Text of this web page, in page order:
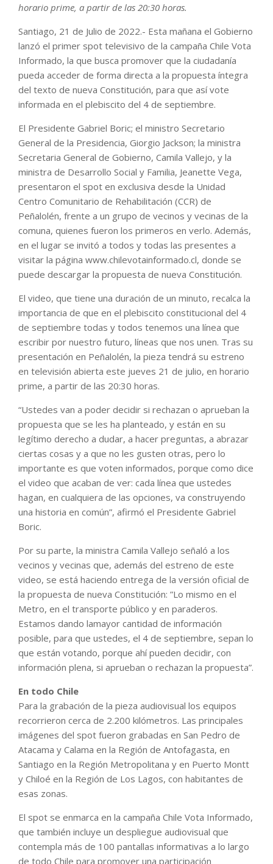
horario prime, a partir de las 20:30 horas.
Santiago, 21 de Julio de 2022.- Esta mañana el Gobierno
lanzó el primer spot televisivo de la campaña Chile Vota
Informado, la que busca promover que la ciudadanía
pueda acceder de forma directa a la propuesta íntegra
del texto de nueva Constitución, para que así vote
informada en el plebiscito del 4 de septiembre.
El Presidente Gabriel Boric; el ministro Secretario
General de la Presidencia, Giorgio Jackson; la ministra
Secretaria General de Gobierno, Camila Vallejo, y la
ministra de Desarrollo Social y Familia, Jeanette Vega,
presentaron el spot en exclusiva desde la Unidad
Centro Comunitario de Rehabilitación (CCR) de
Peñalolén, frente a un grupo de vecinos y vecinas de la
comuna, quienes fueron los primeros en verlo. Además,
en el lugar se invitó a todos y todas las presentes a
visitar la página www.chilevotainformado.cl, donde se
puede descargar la propuesta de nueva Constitución.
El video, que tiene una duración de un minuto, recalca la
importancia de que en el plebiscito constitucional del 4
de septiembre todas y todos tenemos una línea que
escribir por nuestro futuro, líneas que nos unen. Tras su
presentación en Peñalolén, la pieza tendrá su estreno
en televisión abierta este jueves 21 de julio, en horario
prime, a partir de las 20:30 horas.
“Ustedes van a poder decidir si rechazan o aprueban la
propuesta que se les ha planteado, y están en su
legítimo derecho a dudar, a hacer preguntas, a abrazar
ciertas cosas y a que no les gusten otras, pero lo
importante es que voten informados, porque como dice
el video que acaban de ver: cada línea que ustedes
hagan, en cualquiera de las opciones, va construyendo
una historia en común”, afirmó el Presidente Gabriel
Boric.
Por su parte, la ministra Camila Vallejo señaló a los
vecinos y vecinas que, además del estreno de este
video, se está haciendo entrega de la versión oficial de
la propuesta de nueva Constitución: ”Lo mismo en el
Metro, en el transporte público y en paraderos.
Estamos dando lamayor cantidad de información
posible, para que ustedes, el 4 de septiembre, sepan lo
que están votando, porque ahí pueden decidir, con
información plena, si aprueban o rechazan la propuesta”.
En todo Chile
Para la grabación de la pieza audiovisual los equipos
recorrieron cerca de 2.200 kilómetros. Las principales
imágenes del spot fueron grabadas en San Pedro de
Atacama y Calama en la Región de Antofagasta, en
Santiago en la Región Metropolitana y en Puerto Montt
y Chiloé en la Región de Los Lagos, con habitantes de
esas zonas.
El spot se enmarca en la campaña Chile Vota Informado,
que también incluye un despliegue audiovisual que
contempla más de 100 pantallas informativas a lo largo
de todo Chile para promover una participación